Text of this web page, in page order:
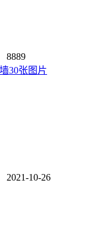
8889
30张图片
2021-10-26